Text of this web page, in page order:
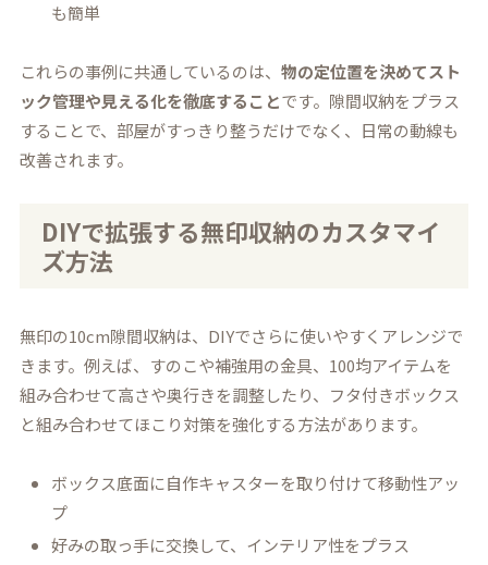
も簡単
これらの事例に共通しているのは、物の定位置を決めてスト
ック管理や見える化を徹底することです。隙間収納をプラス
することで、部屋がすっきり整うだけでなく、日常の動線も
改善されます。
DIYで拡張する無印収納のカスタマイ
ズ方法
無印の10cm隙間収納は、DIYでさらに使いやすくアレンジで
きます。例えば、すのこや補強用の金具、100均アイテムを
組み合わせて高さや奥行きを調整したり、フタ付きボックス
と組み合わせてほこり対策を強化する方法があります。
ボックス底面に自作キャスターを取り付けて移動性アッ
プ
好みの取っ手に交換して、インテリア性をプラス